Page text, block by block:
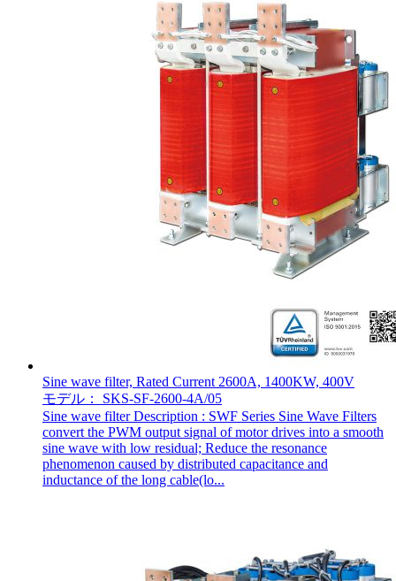
Sine wave filter, Rated Current 2600A, 1400KW, 400V
モデル： SKS-SF-2600-4A/05
Sine wave filter Description : SWF Series Sine Wave Filters
convert the PWM output signal of motor drives into a smooth
sine wave with low residual; Reduce the resonance
phenomenon caused by distributed capacitance and
inductance of the long cable(lo...